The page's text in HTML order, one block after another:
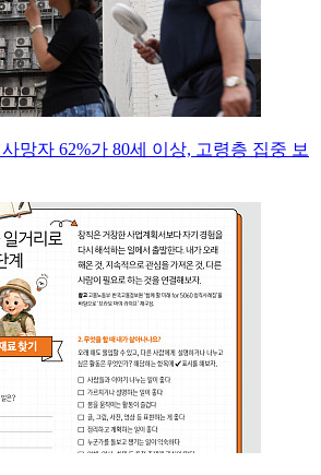
망자 62%가 80세 이상, 고령층 집중 보